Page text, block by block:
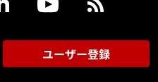
ユーザー登録